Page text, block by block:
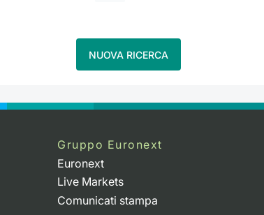
NUOVA RICERCA
Gruppo Euronext
Euronext
Live Markets
Comunicati stampa